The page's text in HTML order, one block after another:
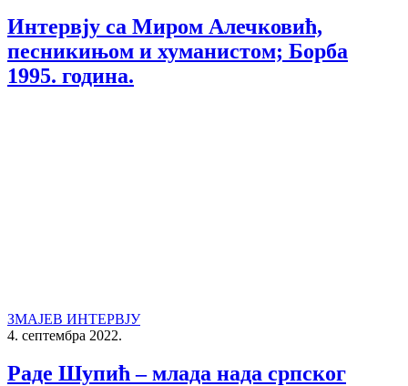
Интервју са Миром Алечковић,
песникињом и хуманистом; Борба
1995. година.
ЗМАЈЕВ ИНТЕРВЈУ
4. септембра 2022.
Раде Шупић – млада нада српског